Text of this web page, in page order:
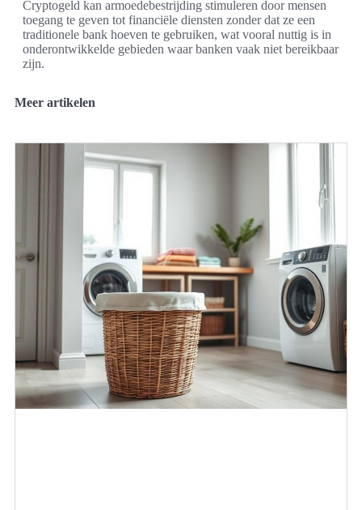
Cryptogeld kan armoedebestrijding stimuleren door mensen
toegang te geven tot financiële diensten zonder dat ze een
traditionele bank hoeven te gebruiken, wat vooral nuttig is in
onderontwikkelde gebieden waar banken vaak niet bereikbaar
zijn.
Meer artikelen